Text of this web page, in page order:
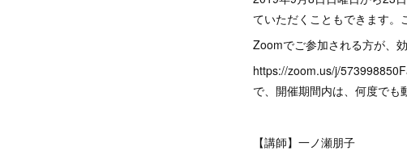
ていただくこともできます。
Zoomでご参加される方が、
https://zoom.us/j/
で、開催期間内は、何度でも
【講師】一ノ瀬朋子